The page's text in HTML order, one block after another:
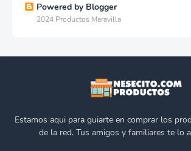
Powered by Blogger
2024 Productos Maravilla
Estamos aqui para guiarte en comprar los
de la red. Tus amigos y familiares te lo